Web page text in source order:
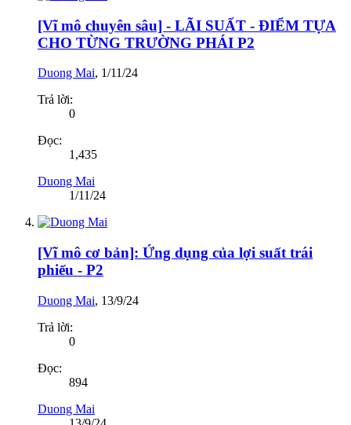
[Vĩ mô chuyên sâu] - LÃI SUẤT - ĐIỂM TỰA
CHO TỪNG TRƯỜNG PHÁI P2
Duong Mai, 1/11/24
Trả lời:
0
Đọc:
1,435
Duong Mai
1/11/24
[Vĩ mô cơ bản]: Ứng dụng của lợi suất trái
phiếu - P2
Duong Mai, 13/9/24
Trả lời:
0
Đọc:
894
Duong Mai